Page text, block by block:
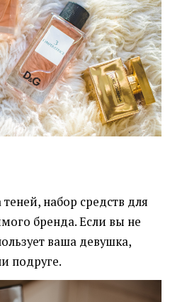
набор средств для
бренда. Если вы не
ваша девушка,
подруге.